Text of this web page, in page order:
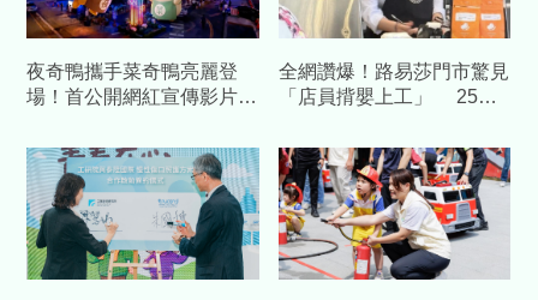
夜奇鴨攜手菜奇鴨亮麗登
場！首公開網紅宣傳影片
全網讚爆！路易莎門市驚見
「店員揹嬰上工」 25萬
情